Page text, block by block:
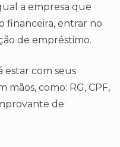
a empresa que
financeira, entrar no
de empréstimo.
estar com seus
como: RG, CPF,
de